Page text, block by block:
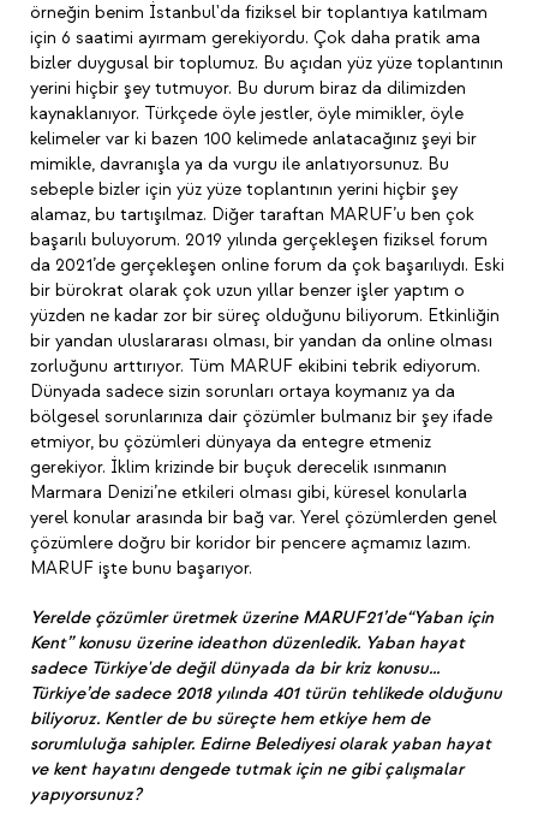
örneğin benim İstanbul'da fiziksel bir toplantıya katılmam
için 6 saatimi ayırmam gerekiyordu. Çok daha pratik ama
bizler duygusal bir toplumuz. Bu açıdan yüz yüze toplantının
yerini hiçbir şey tutmuyor. Bu durum biraz da dilimizden
kaynaklanıyor. Türkçede öyle jestler, öyle mimikler, öyle
kelimeler var ki bazen 100 kelimede anlatacağınız şeyi bir
mimikle, davranışla ya da vurgu ile anlatıyorsunuz. Bu
sebeple bizler için yüz yüze toplantının yerini hiçbir şey
alamaz, bu tartışılmaz. Diğer taraftan MARUF’u ben çok
başarılı buluyorum. 2019 yılında gerçekleşen fiziksel forum
da 2021’de gerçekleşen online forum da çok başarılıydı. Eski
bir bürokrat olarak çok uzun yıllar benzer işler yaptım o
yüzden ne kadar zor bir süreç olduğunu biliyorum. Etkinliğin
bir yandan uluslararası olması, bir yandan da online olması
zorluğunu arttırıyor. Tüm MARUF ekibini tebrik ediyorum.
Dünyada sadece sizin sorunları ortaya koymanız ya da
bölgesel sorunlarınıza dair çözümler bulmanız bir şey ifade
etmiyor, bu çözümleri dünyaya da entegre etmeniz
gerekiyor. İklim krizinde bir buçuk derecelik ısınmanın
Marmara Denizi’ne etkileri olması gibi, küresel konularla
yerel konular arasında bir bağ var. Yerel çözümlerden genel
çözümlere doğru bir koridor bir pencere açmamız lazım.
MARUF işte bunu başarıyor.
Yerelde çözümler üretmek üzerine MARUF21’de“Yaban için
Kent” konusu üzerine ideathon düzenledik. Yaban hayat
sadece Türkiye'de değil dünyada da bir kriz konusu...
Türkiye’de sadece 2018 yılında 401 türün tehlikede olduğunu
biliyoruz. Kentler de bu süreçte hem etkiye hem de
sorumluluğa sahipler. Edirne Belediyesi olarak yaban hayat
ve kent hayatını dengede tutmak için ne gibi çalışmalar
yapıyorsunuz?